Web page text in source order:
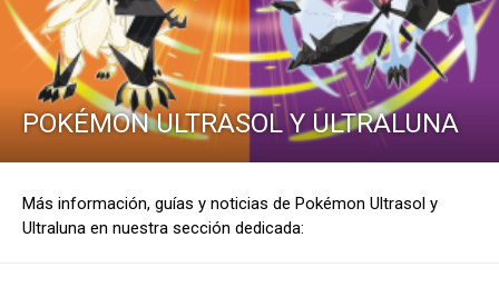
POKÉMON ULTRASOL Y ULTRALUNA
Más información, guías y noticias de Pokémon Ultrasol y
Ultraluna en nuestra sección dedicada: